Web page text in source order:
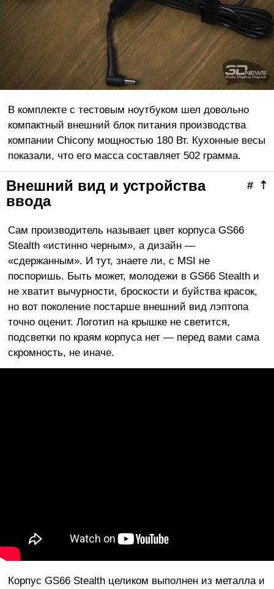
В комплекте с тестовым ноутбуком шел довольно
компактный внешний блок питания производства
компании Chicony мощностью 180 Вт. Кухонные весы
показали, что его масса составляет 502 грамма.
⇡
#
Внешний вид и устройства
ввода
Сам производитель называет цвет корпуса GS66
Stealth «истинно черным», а дизайн —
«сдержанным». И тут, знаете ли, с MSI не
поспоришь. Быть может, молодежи в GS66 Stealth и
не хватит вычурности, броскости и буйства красок,
но вот поколение постарше внешний вид лэптопа
точно оценит. Логотип на крышке не светится,
подсветки по краям корпуса нет — перед вами сама
скромность, не иначе.
Корпус GS66 Stealth целиком выполнен из металла и